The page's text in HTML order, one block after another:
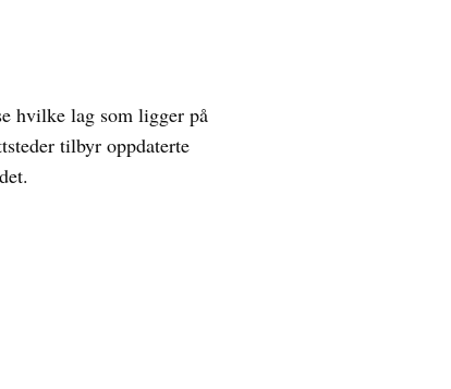
hvilke lag som ligger på
tilbyr oppdaterte